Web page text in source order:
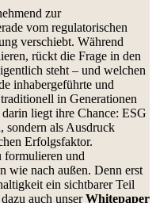
zur
vom regulatorischen
verschiebt. Während
rückt die Frage in den
steht – und welchen
inhabergeführte und
in Generationen
liegt ihre Chance: ESG
sondern als Ausdruck
Erfolgsfaktor.
formulieren und
wie nach außen. Denn erst
ein sichtbarer Teil
auch unserWhitepaper